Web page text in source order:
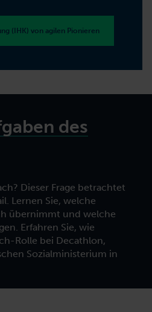
(IHK) von agilen Pionieren
des
Dieser Frage betrachtet
Lernen Sie, welche
übernimmt und welche
Erfahren Sie, wie
Rolle bei Decathlon,
Sozialministerium in